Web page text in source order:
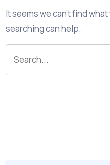
It seems we can’t find
searching can help.